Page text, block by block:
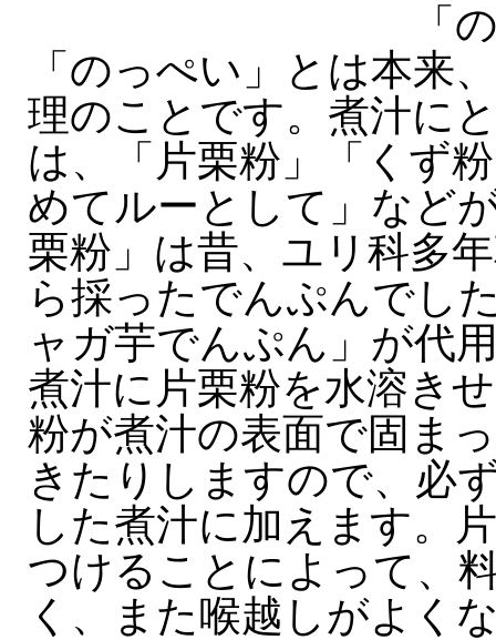
「の
「のっぺい」とは本来
理のことです。煮汁に
は、「片栗粉」「くず
めてルーとして」など
栗粉」は昔、ユリ科多
ら採ったでんぷんでし
ャガ芋でんぷん」が代
煮汁に片栗粉を水溶き
粉が煮汁の表面で固ま
きたりしますので、必
した煮汁に加えます。
つけることによって、
く、また喉越しがよく